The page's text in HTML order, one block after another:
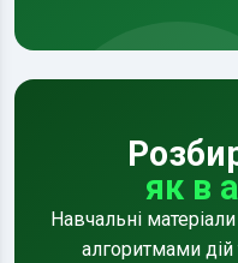
як в
Навчальні
алгоритмами